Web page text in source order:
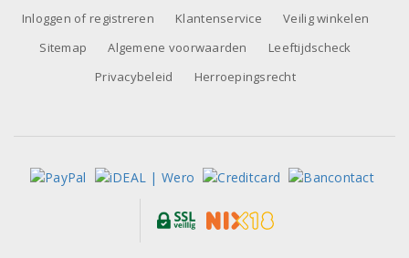
Inloggen of registreren Klantenservice
Veilig winkelen
Sitemap
Algemene voorwaarden
Leeftijdscheck
Privacybeleid
Herroepingsrecht